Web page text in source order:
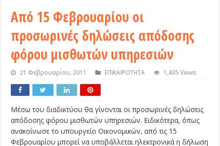
Από 15 Φεβρουαρίου οι
προσωρινές δηλώσεις απόδοσης
φόρου μισθωτών υπηρεσιών
21 Φεβρουαρίου, 2011 ΕΠΙΚΑΙΡΟΤΗΤΑ 1,435 Views
Μέσω του διαδικτύου θα γίνονται οι προσωρινές δηλώσεις
απόδοσης φόρου μισθωτών υπηρεσιών. Ειδικότερα, όπως
ανακοίνωσε το υπουργείο Οικονομικών,από τις 15
Φεβρουαρίου μπορεί να υποβάλλεται ηλεκτρονικά η δήλωση